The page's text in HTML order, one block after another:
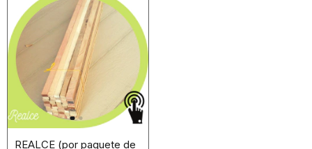
REALCE (por paquete de